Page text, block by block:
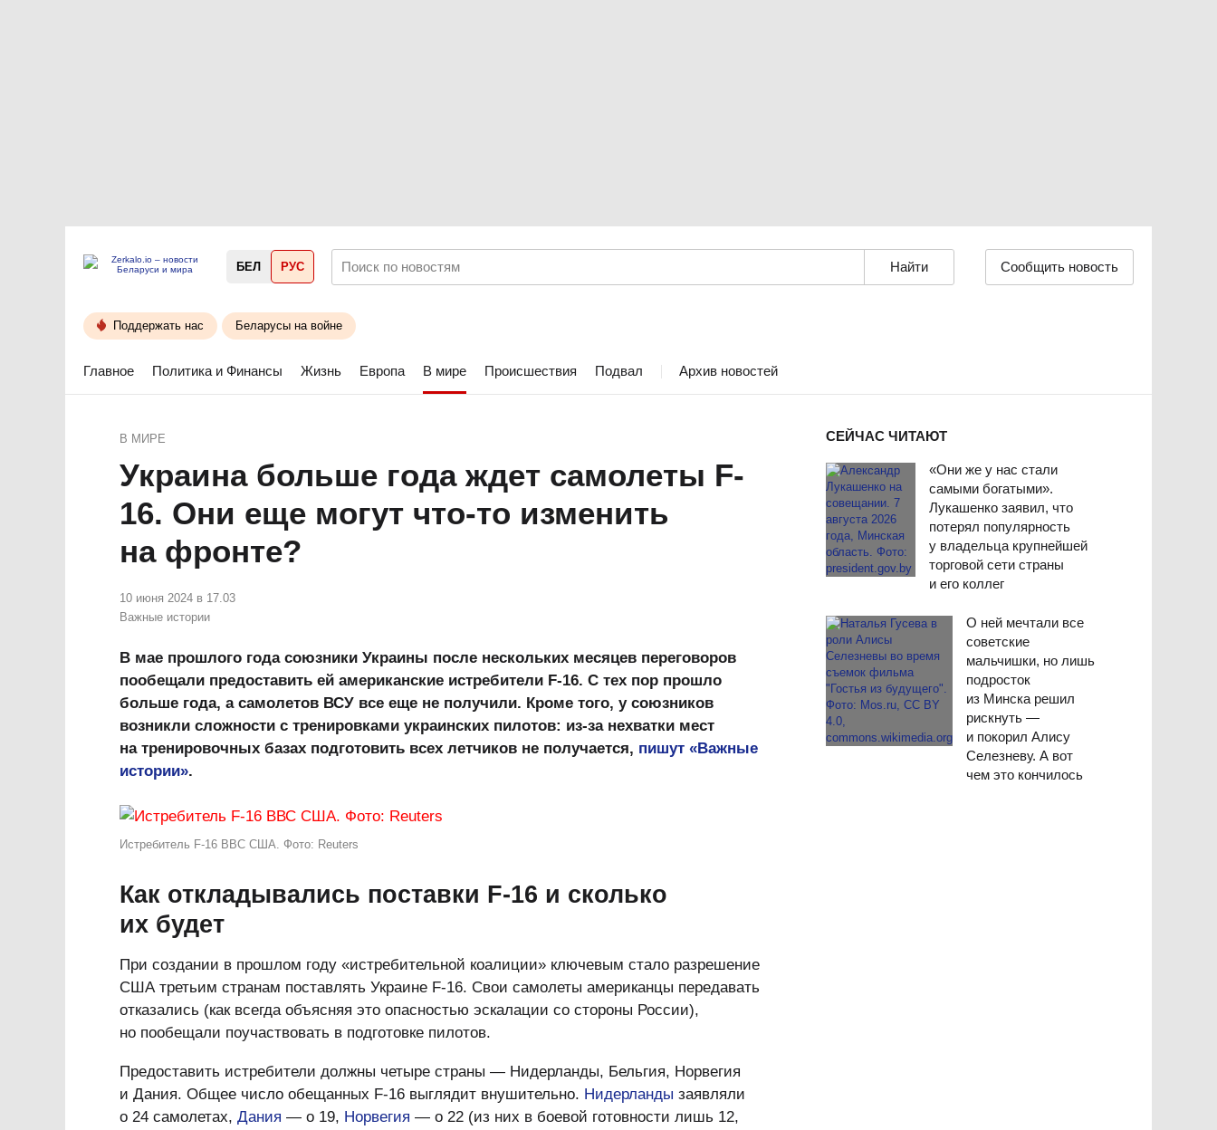
БЕЛ РУС Сообщить новость
Поддержать нас Беларусы на войне
Главное Политика и Финансы Жизнь Европа В мире Происшествия Подвал Архив новостей
СЕЙЧАС ЧИТАЮТ
«Они же у нас стали
самыми богатыми».
Лукашенко заявил, что
потерял популярность
у владельца крупнейшей
торговой сети страны
и его коллег
О ней мечтали все
советские
мальчишки, но лишь
подросток
из Минска решил
рискнуть —
и покорил Алису
Селезневу. А вот
чем это кончилось
В МИРЕ
Украина больше года ждет самолеты F-
16. Они еще могут что-то изменить
на фронте?
10 июня 2024 в 17.03
Важные истории
В мае прошлого года союзники Украины после нескольких месяцев переговоров
пообещали предоставить ей американские истребители F-16. С тех пор прошло
больше года, а самолетов ВСУ все еще не получили. Кроме того, у союзников
возникли сложности с тренировками украинских пилотов: из-за нехватки мест
на тренировочных базах подготовить всех летчиков не получается, пишут «Важные
истории».
Истребитель F-16 ВВС США. Фото: Reuters
Как откладывались поставки F-16 и сколько
их будет
При создании в прошлом году «истребительной коалиции» ключевым стало разрешение
США третьим странам поставлять Украине F-16. Свои самолеты американцы передавать
отказались (как всегда объясняя это опасностью эскалации со стороны России),
но пообещали поучаствовать в подготовке пилотов.
Предоставить истребители должны четыре страны — Нидерланды, Бельгия, Норвегия
и Дания. Общее число обещанных F-16 выглядит внушительно. Нидерланды заявляли
о 24 самолетах, Дания — о 19, Норвегия — о 22 (из них в боевой готовности лишь 12,